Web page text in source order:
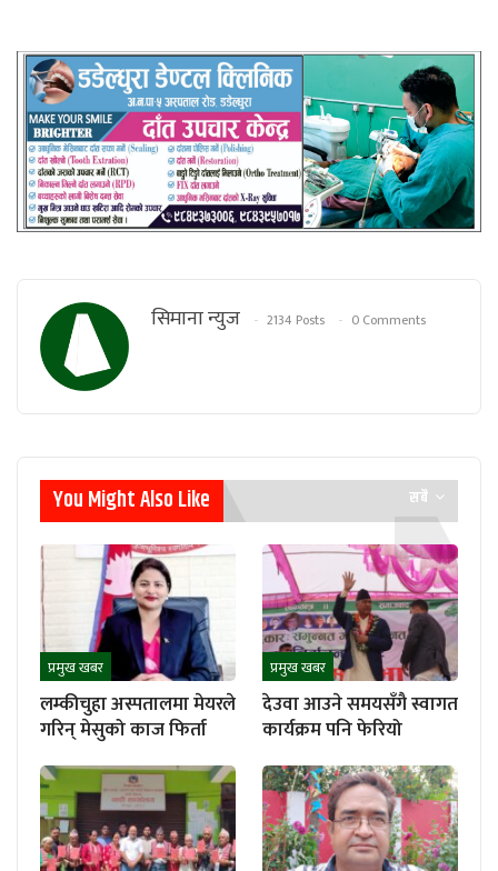
सिमाना न्युज 2134 Posts 0 Comments
सबै
You Might Also Like
प्रमुख खबर
लम्कीचुहा अस्पतालमा मेयरले
गरिन् मेसुको काज फिर्ता
प्रमुख खबर
देउवा आउने समयसँगै स्वागत
कार्यक्रम पनि फेरियो